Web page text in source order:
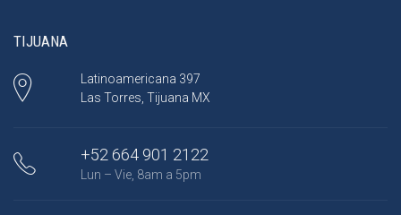
TIJUANA
Latinoamericana 397
Las Torres, Tijuana MX
+52 664 901 2122
Lun – Vie, 8am a 5pm